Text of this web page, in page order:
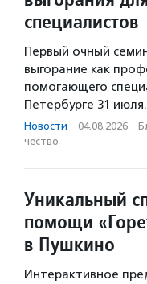
специалистов
Первый очный
выгорание как
помогающего
Петербурге 31 июля.
Новости · 04.08.2026 ·
чест­во
Уникальный
помощи
в Пушкино
Интерактивное